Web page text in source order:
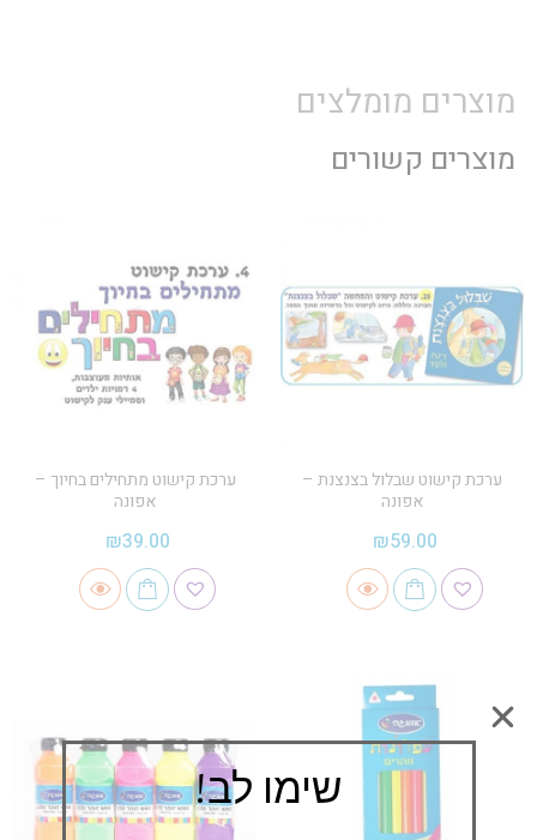
מוצרים מומלצים
מוצרים קשורים
ערכת קישוט שבלול בצנצנת –
אפונה
₪59.00
ערכת קישוט מתחילים בחיוך –
אפונה
₪39.00
שימו לב!